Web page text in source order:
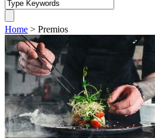
Home > Premios